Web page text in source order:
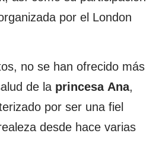
por el London
no se han ofrecido más
de la princesa Ana,
por ser una fiel
desde hace varias